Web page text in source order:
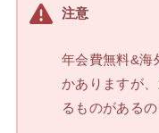
注意
年会費無料&海
かありますが
るものがある